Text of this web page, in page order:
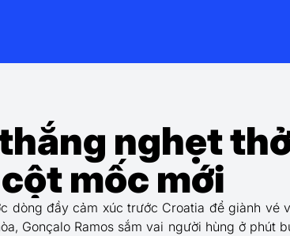
nghẹt
mốc mới
dòng đầy cảm xúc trước Croatia để giành vé
Gonçalo Ramos sắm vai người hùng ở phút